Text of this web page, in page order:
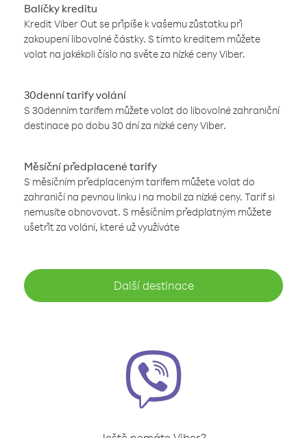
Balíčky kreditu
Kredit Viber Out se připíše k vašemu zůstatku při
zakoupení libovolné částky. S tímto kreditem můžete
volat na jakékoli číslo na světe za nízké ceny Viber.
30denní tarify volání
S 30denním tarifem můžete volat do libovolné zahraniční
destinace po dobu 30 dní za nízké ceny Viber.
Měsíční předplacené tarify
S měsíčním předplaceným tarifem můžete volat do
zahraničí na pevnou linku i na mobil za nízké ceny. Tarif si
nemusíte obnovovat. S měsíčním předplatným můžete
ušetřit za volání, které už využíváte
Další destinace